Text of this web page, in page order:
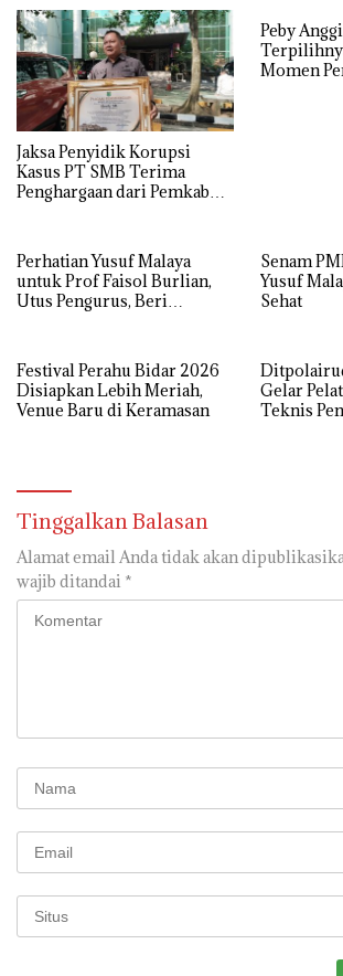
Jaksa Penyidik Korupsi
Kasus PT SMB Terima
Penghargaan dari Pemkab
Peby
Momen
Perhatian Yusuf Malaya
untuk Prof Faisol Burlian,
Utus Pengurus, Beri
Senam
Yusuf
Sehat
Festival Perahu Bidar 2026
Disiapkan Lebih Meriah,
Venue Baru di Keramasan
Gelar
Teknis
Tinggalkan Balasan
Alamat email Anda tidak akan
wajib ditandai *